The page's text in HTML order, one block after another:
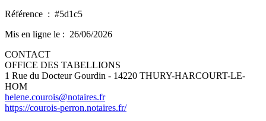
Référence : #5d1c5
Mis en ligne le : 26/06/2026
CONTACT
OFFICE DES TABELLIONS
1 Rue du Docteur Gourdin - 14220 THURY-HARCOURT-LE-
HOM
helene.courois@notaires.fr
https://courois-perron.notaires.fr/